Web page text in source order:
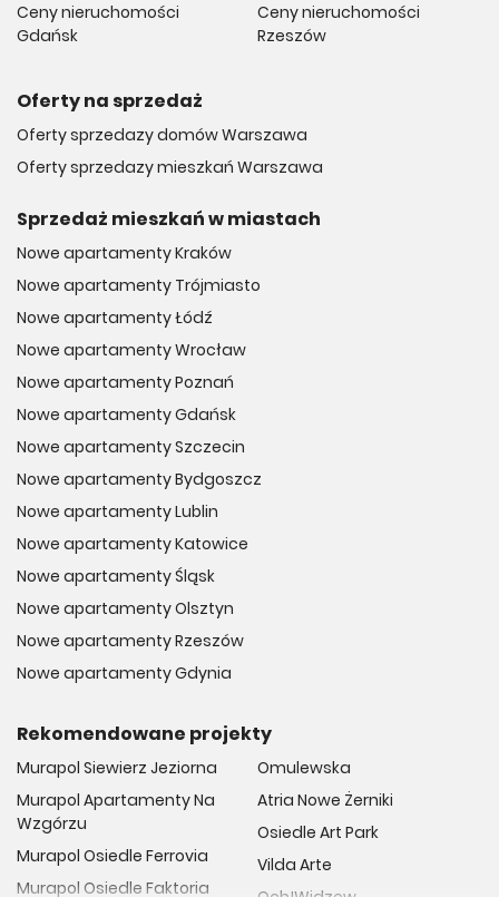
Ceny nieruchomości
Gdańsk
Ceny nieruchomości
Rzeszów
Oferty na sprzedaż
Oferty sprzedazy domów Warszawa
Oferty sprzedazy mieszkań Warszawa
Sprzedaż mieszkań w miastach
Nowe apartamenty Kraków
Nowe apartamenty Trójmiasto
Nowe apartamenty Łódź
Nowe apartamenty Wrocław
Nowe apartamenty Poznań
Nowe apartamenty Gdańsk
Nowe apartamenty Szczecin
Nowe apartamenty Bydgoszcz
Nowe apartamenty Lublin
Nowe apartamenty Katowice
Nowe apartamenty Śląsk
Nowe apartamenty Olsztyn
Nowe apartamenty Rzeszów
Nowe apartamenty Gdynia
Rekomendowane projekty
Murapol Siewierz Jeziorna
Murapol Apartamenty Na
Wzgórzu
Murapol Osiedle Ferrovia
Murapol Osiedle Faktoria
Omulewska
Atria Nowe Żerniki
Osiedle Art Park
Vilda Arte